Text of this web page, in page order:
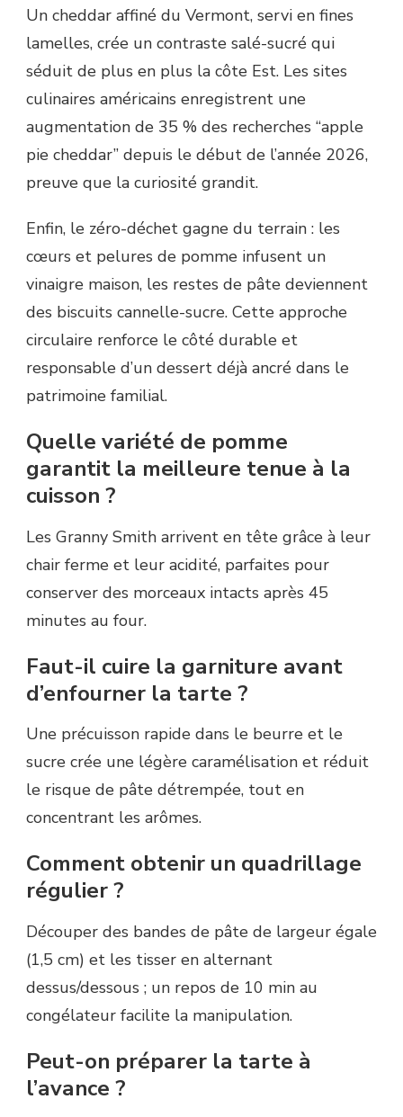
Un cheddar affiné du Vermont, servi en fines
lamelles, crée un contraste salé-sucré qui
séduit de plus en plus la côte Est. Les sites
culinaires américains enregistrent une
augmentation de 35 % des recherches “apple
pie cheddar” depuis le début de l’année 2026,
preuve que la curiosité grandit.
Enfin, le zéro-déchet gagne du terrain : les
cœurs et pelures de pomme infusent un
vinaigre maison, les restes de pâte deviennent
des biscuits cannelle-sucre. Cette approche
circulaire renforce le côté durable et
responsable d’un dessert déjà ancré dans le
patrimoine familial.
Quelle variété de pomme
garantit la meilleure tenue à la
cuisson ?
Les Granny Smith arrivent en tête grâce à leur
chair ferme et leur acidité, parfaites pour
conserver des morceaux intacts après 45
minutes au four.
Faut-il cuire la garniture avant
d’enfourner la tarte ?
Une précuisson rapide dans le beurre et le
sucre crée une légère caramélisation et réduit
le risque de pâte détrempée, tout en
concentrant les arômes.
Comment obtenir un quadrillage
régulier ?
Découper des bandes de pâte de largeur égale
(1,5 cm) et les tisser en alternant
dessus/dessous ; un repos de 10 min au
congélateur facilite la manipulation.
Peut-on préparer la tarte à
l’avance ?